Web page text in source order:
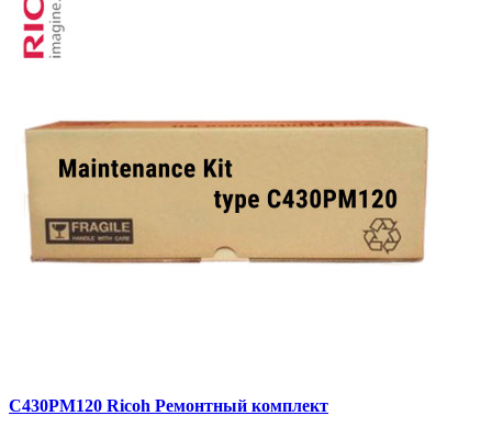
C430PM120 Ricoh Ремонтный комплект